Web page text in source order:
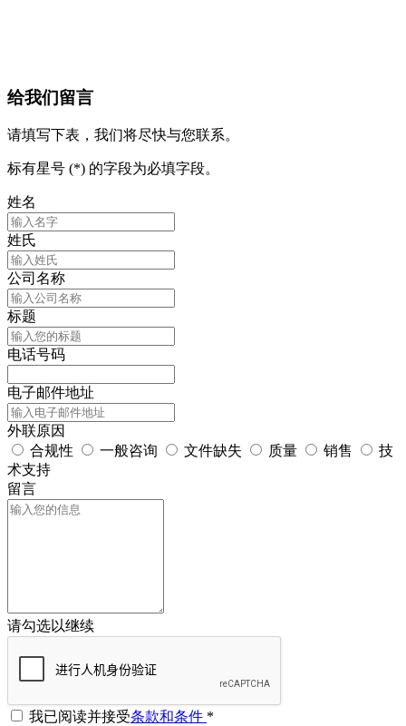
给我们留言
请填写下表，我们将尽快与您联系。
标有星号 (*) 的字段为必填字段。
姓名
姓氏
公司名称
标题
电话号码
电子邮件地址
外联原因
合规性
一般咨询 文件缺失 质量 销售
技
术支持
留言
请勾选以继续
我已阅读并接受条款和条件 *